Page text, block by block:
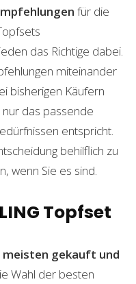
für die
das Richtige dabei.
miteinander
bisherigen Käufern
das passende
entspricht.
behilflich zu
wenn Sie es sind.
Topfset
meisten gekauft und
Wahl der besten